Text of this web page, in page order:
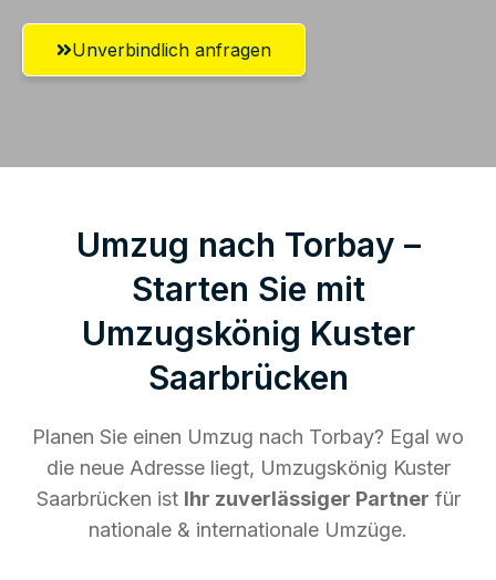
Unverbindlich anfragen
Umzug nach Torbay –
Starten Sie mit
Umzugskönig Kuster
Saarbrücken
Planen Sie einen Umzug nach Torbay? Egal wo
die neue Adresse liegt, Umzugskönig Kuster
Saarbrücken ist Ihr zuverlässiger Partner für
nationale & internationale Umzüge.